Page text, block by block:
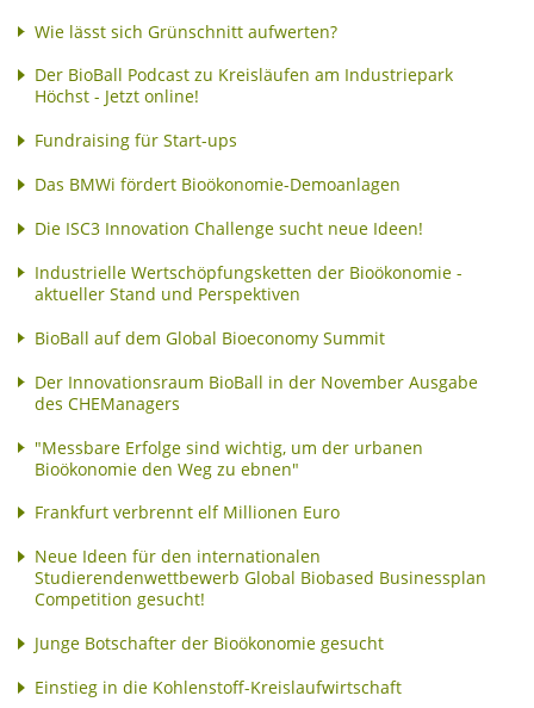
Wie lässt sich Grünschnitt aufwerten?
Der BioBall Podcast zu Kreisläufen am Industriepark
Höchst - Jetzt online!
Fundraising für Start-ups
Das BMWi fördert Bioökonomie-Demoanlagen
Die ISC3 Innovation Challenge sucht neue Ideen!
Industrielle Wertschöpfungsketten der Bioökonomie -
aktueller Stand und Perspektiven
BioBall auf dem Global Bioeconomy Summit
Der Innovationsraum BioBall in der November Ausgabe
des CHEManagers
"Messbare Erfolge sind wichtig, um der urbanen
Bioökonomie den Weg zu ebnen"
Frankfurt verbrennt elf Millionen Euro
Neue Ideen für den internationalen
Studierendenwettbewerb Global Biobased Businessplan
Competition gesucht!
Junge Botschafter der Bioökonomie gesucht
Einstieg in die Kohlenstoff-Kreislaufwirtschaft